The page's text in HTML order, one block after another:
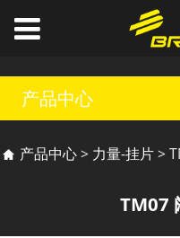
产品中心
TM07 阔
产品中心> 力量-挂片>
TM07